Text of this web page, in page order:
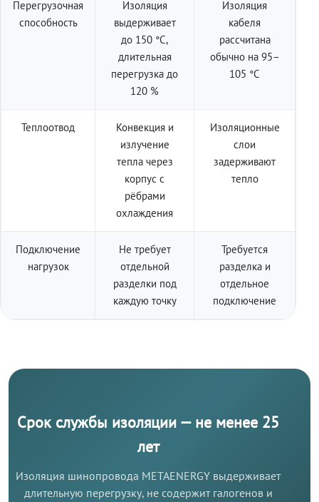
Перегрузочная
способность
Изоляция
выдерживает
до 150 °C,
длительная
перегрузка до
120 %
Изоляция
кабеля
рассчитана
обычно на 95–
105 °C
Теплоотвод
Конвекция и
излучение
тепла через
корпус с
рёбрами
охлаждения
Изоляционные
слои
задерживают
тепло
Подключение
нагрузок
Не требует
отдельной
разделки под
каждую точку
Требуется
разделка и
отдельное
подключение
Срок службы изоляции — не менее 25
лет
Изоляция шинопровода METAENERGY выдерживает
длительную перегрузку, не содержит галогенов и